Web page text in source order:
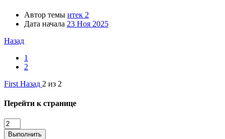
Автор темы итек 2
Дата начала 23 Ноя 2025
Назад
1
2
First Назад 2 из 2
Перейти к странице
Выполнить